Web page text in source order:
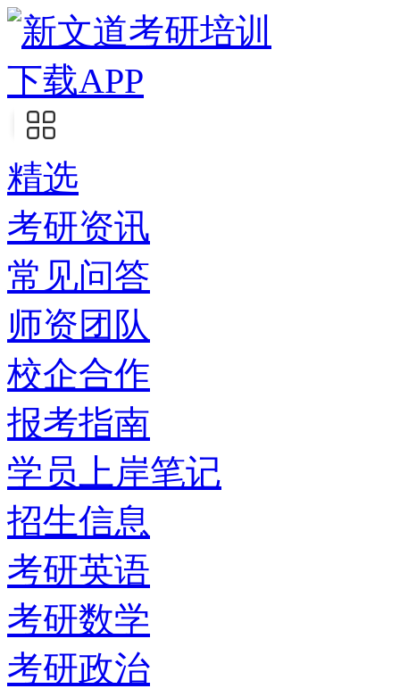
下载APP
精选
考研资讯
常见问答
师资团队
校企合作
报考指南
学员上岸笔记
招生信息
考研英语
考研数学
考研政治